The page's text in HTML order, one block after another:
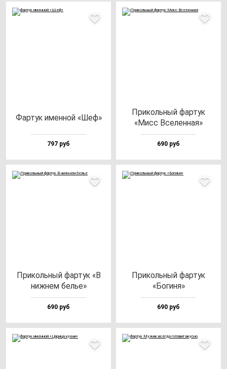
Фар­тук имен­ной «Шеф»
797 руб
При­коль­ный фар­тук
«Мисс Все­лен­ная»
690 руб
При­коль­ный фар­тук «В
ниж­нем белье»
690 руб
При­коль­ный фар­тук
«Боги­ня»
690 руб